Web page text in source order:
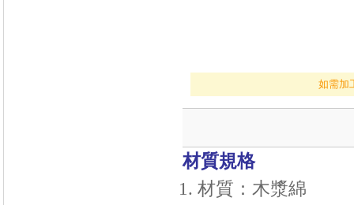
如需加
材質規格
材質：木漿綿